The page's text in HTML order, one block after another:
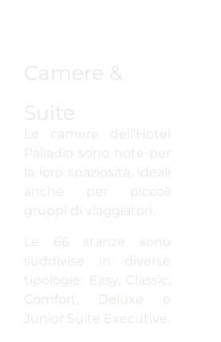
Camere &
Suite
Le camere dell’Hotel
Palladio sono note per
la loro spaziosità, ideali
anche per piccoli
gruppi di viaggiatori.
Le 66 stanze sono
suddivise in diverse
tipologie: Easy, Classic,
Comfort, Deluxe e
Junior Suite Executive.